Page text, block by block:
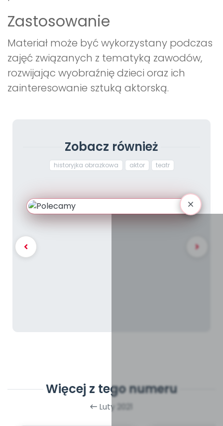
Zastosowanie
Materiał może być wykorzystany podczas
zajęć związanych z tematyką zawodów,
rozwijając wyobraźnię dzieci oraz ich
zainteresowanie sztuką aktorską.
Zobacz również
historyjka obrazkowa aktor teatr
Więcej z tego numeru
Luty 2021